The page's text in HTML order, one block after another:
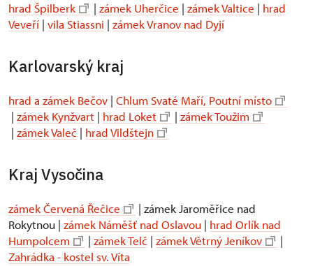
hrad Špilberk | zámek Uherčice | zámek Valtice | hrad
Veveří | vila Stiassni | zámek Vranov nad Dyjí
Karlovarský kraj
hrad a zámek Bečov | Chlum Svaté Maří, Poutní místo
| zámek Kynžvart | hrad Loket | zámek Toužim
| zámek Valeč | hrad Vildštejn
Kraj Vysočina
zámek Červená Řečice
| zámek Jaroměřice nad
Rokytnou | zámek Náměšť nad Oslavou | hrad Orlík nad
Humpolcem
| zámek Telč | zámek Větrný Jeníkov
|
Zahrádka - kostel sv. Víta